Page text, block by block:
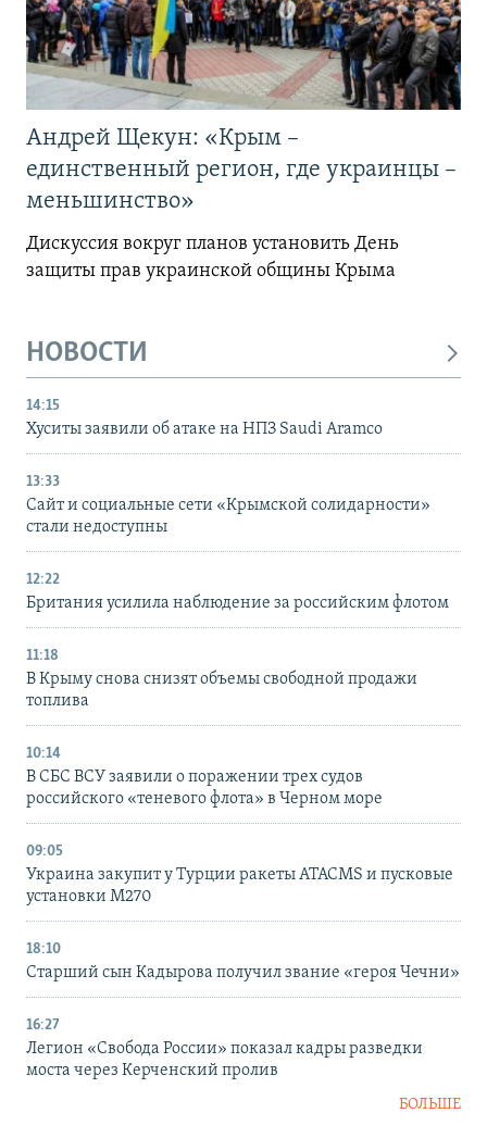
Андрей Щекун: «Крым –
единственный регион, где украинцы –
меньшинство»
Дискуссия вокруг планов установить День
защиты прав украинской общины Крыма
НОВОСТИ
14:15
Хуситы заявили об атаке на НПЗ Saudi Aramco
13:33
Сайт и социальные сети «Крымской солидарности»
стали недоступны
12:22
Британия усилила наблюдение за российским флотом
11:18
В Крыму снова снизят объемы свободной продажи
топлива
10:14
В СБС ВСУ заявили о поражении трех судов
российского «теневого флота» в Черном море
09:05
Украина закупит у Турции ракеты ATACMS и пусковые
установки M270
18:10
Старший сын Кадырова получил звание «героя Чечни»
16:27
Легион «Свобода России» показал кадры разведки
моста через Керченский пролив
БОЛЬШЕ